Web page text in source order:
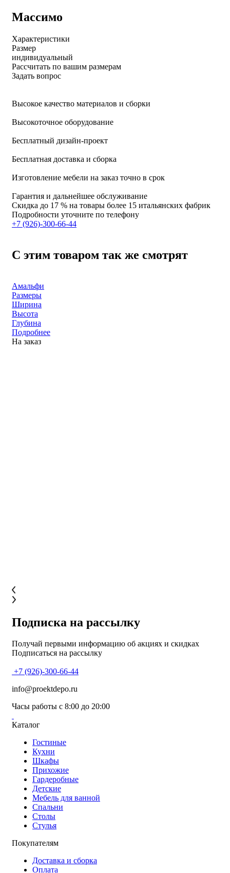
Массимо
Характеристики
Размер
индивидуальный
Рассчитать по вашим размерам
Задать вопрос
Высокое качество материалов и сборки
Высокоточное оборудование
Бесплатный дизайн-проект
Бесплатная доставка и сборка
Изготовление мебели на заказ точно в срок
Гарантия и дальнейшее обслуживание
Скидка до 17 % на товары более 15 итальянских фабрик
Подробности уточните по телефону
+7 (926)-300-66-44
С этим товаром так же смотрят
Амальфи
Размеры
Ширина
Высота
Глубина
Подробнее
На заказ
Подписка на рассылку
Получай первыми информацию об акциях и скидках
Подписаться на рассылку
+7 (926)-300-66-44
info@proektdepo.ru
Часы работы с 8:00 до 20:00
Каталог
Гостиные
Кухни
Шкафы
Прихожие
Гардеробные
Детские
Мебель для ванной
Спальни
Столы
Стулья
Покупателям
Доставка и сборка
Оплата